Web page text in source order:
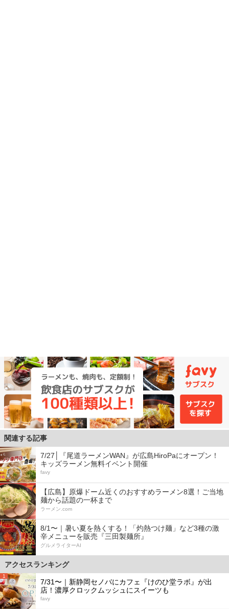
関連する記事
7/27│『尾道ラーメンWAN』が広島HiroPaにオープン！
キッズラーメン無料イベント開催
favy
【広島】原爆ドーム近くのおすすめラーメン8選！ご当地
麺から話題の一杯まで
ラーメン.com
8/1〜｜暑い夏を熱くする！「灼熱つけ麺」など3種の激
辛メニューを販売『三田製麺所』
グルメライターAI
アクセスランキング
1
7/31〜｜新静岡セノバにカフェ『けのひ堂ラボ』が出
店！濃厚クロックムッシュにスイーツも
favy